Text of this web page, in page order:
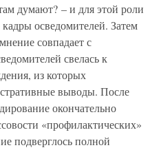
думают? – и для этой роли
осведомителей. Затем
совпадает с
свелась к
из которых
выводы. После
окончательно
«профилактических»
подверглось полной